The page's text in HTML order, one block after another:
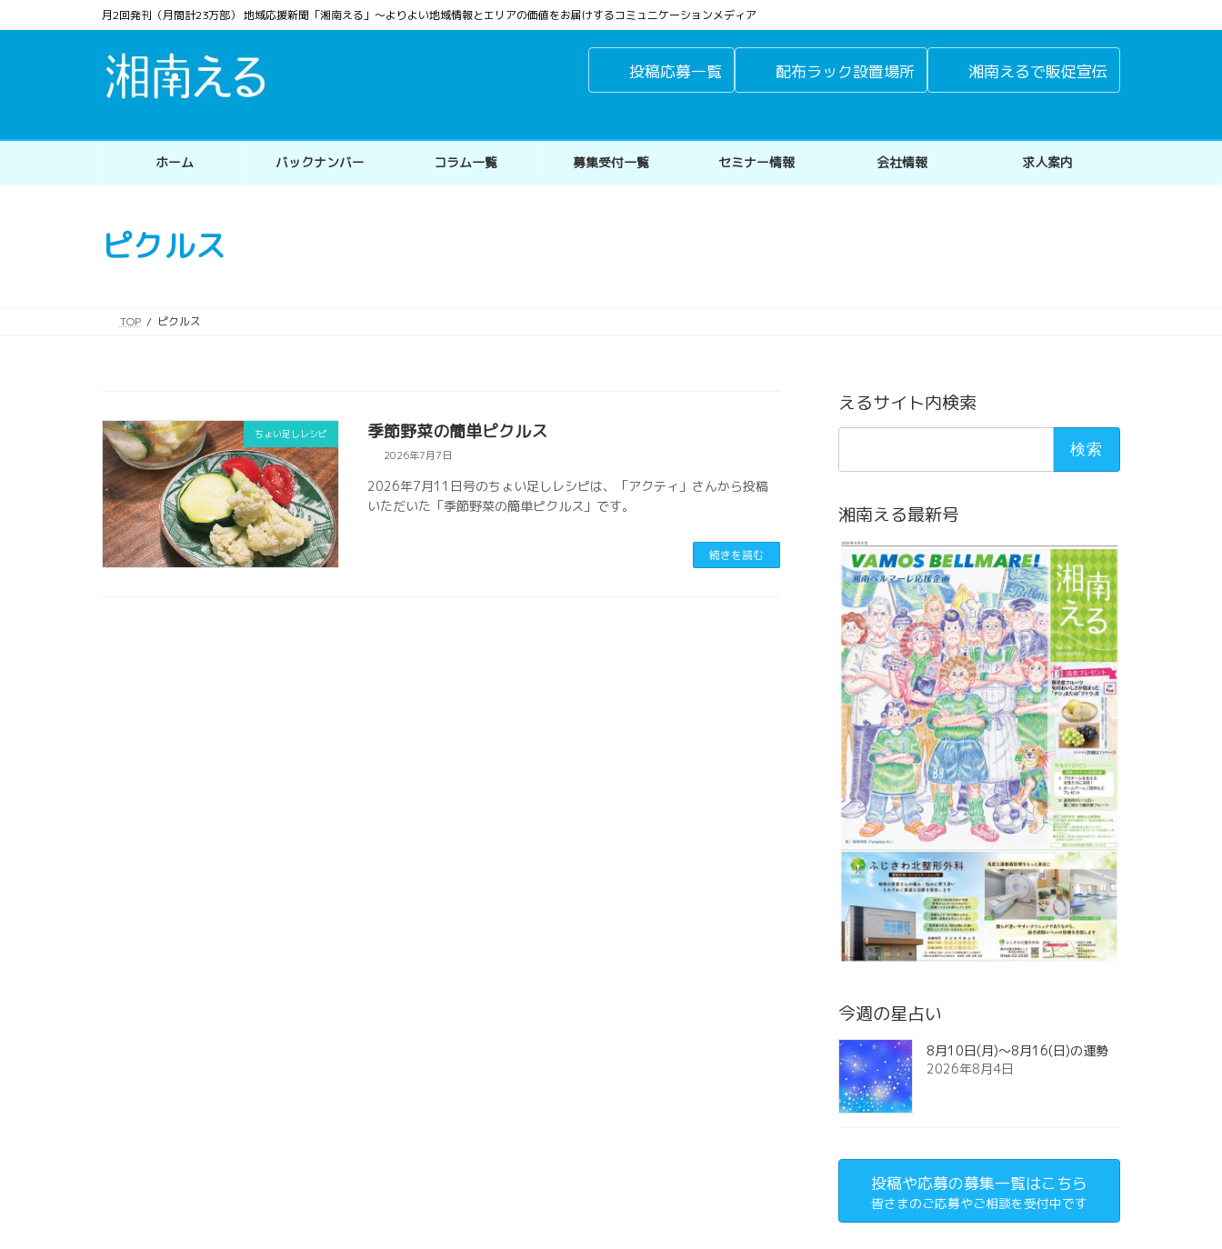
ン
ス
ビ
ン
月2回発刊（月間計23万部） 地域応援新聞「湘南える」〜よりよい地域情報とエリアの価値をお届けするコミュニケーションメディア
投稿応募一覧 配布ラック設置場所 湘南えるで販促宣伝
ホーム バックナンバー コラム一覧 募集受付一覧 セミナー情報 会社情報 求人案内
ピクルス
TOP ピクルス
ちょい足しレシピ 季節野菜の簡単ピクルス
2026年7月7日
2026年7月11日号のちょい足しレシピは、「アクティ」さんから投稿
いただいた「季節野菜の簡単ピクルス」です。
続きを読む
えるサイト内検索
湘南える最新号
今週の星占い
8月10日(月)～8月16(日)の運勢
2026年8月4日
投稿や応募の募集一覧はこちら
皆さまのご応募やご相談を受付中です